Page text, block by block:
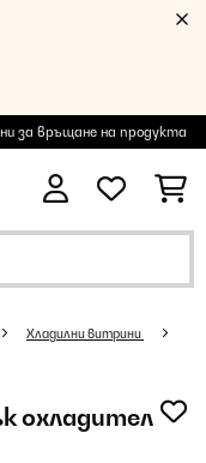
за връщане на продукта
Хладилни витрини
охладител